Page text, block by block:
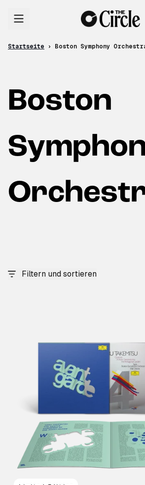
Startseite › Boston Symphony
Boston
Filtern und sortieren